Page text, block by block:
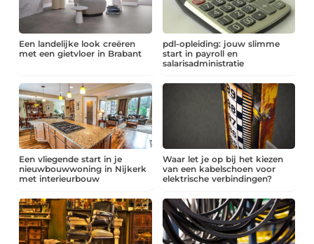
Een landelijke look creëren
met een gietvloer in Brabant
pdl-opleiding: jouw slimme
start in payroll en
salarisadministratie
Een vliegende start in je
nieuwbouwwoning in Nijkerk
met interieurbouw
Waar let je op bij het kiezen
van een kabelschoen voor
elektrische verbindingen?